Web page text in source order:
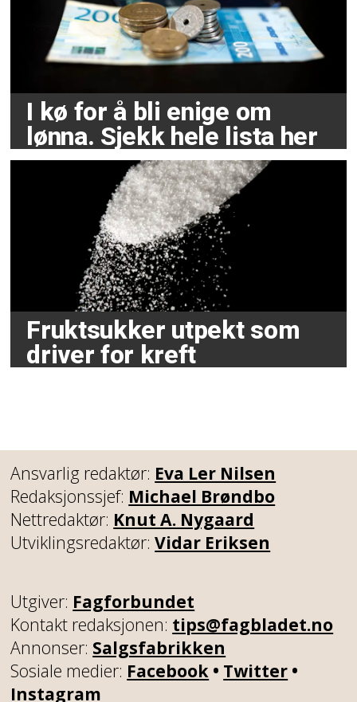
I kø for å bli enige om
lønna. Sjekk hele lista her
Fruktsukker utpekt som
driver for kreft
Ansvarlig redaktør: Eva Ler Nilsen
Redaksjonssjef: Michael Brøndbo
Nettredaktør: Knut A. Nygaard
Utviklingsredaktør:Vidar Eriksen
Utgiver: Fagforbundet
Kontakt redaksjonen: tips@fagbladet.no
Annonser: Salgsfabrikken
Sosiale medier: Facebook • Twitter •
Instagram